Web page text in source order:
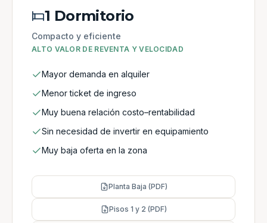
1 Dormitorio
Compacto y eficiente
ALTO VALOR DE REVENTA Y VELOCIDAD
Mayor demanda en alquiler
Menor ticket de ingreso
Muy buena relación costo–rentabilidad
Sin necesidad de invertir en equipamiento
Muy baja oferta en la zona
Planta Baja (PDF)
Pisos 1 y 2 (PDF)